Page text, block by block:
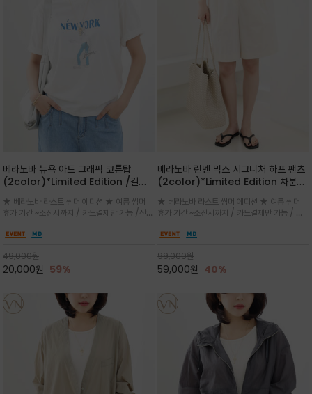
베라노바 뉴욕 아트 그래픽 코튼탑
(2color)*Limited Edition /길어
세요 ^^
★ 베라노바 라스트 썸머 에디션 ★ 여름 썸머
휴가 기간 ~소진시까지 / 카드결제만 가능 /산뜻
레터링과 감각적인 일러스트 프린트가 어우러져
49,000원
20,000원 59%
베라노바 린넨 믹스 시그니처 하프 팬츠
(2color)*Limited Edition 차분한
진 여름의 끝자락까지 멋스럽게 연출하
세요 ^^
★ 베라노바 라스트 썸머 에디션 ★ 여름 썸머
휴가 기간 ~소진시까지 / 카드결제만 가능 / 앞
게 체형을 커버해 우아한 비율을 완성
99,000원
59,000원 40%